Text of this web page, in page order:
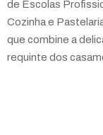
de Escolas
Cozinha e
que combine a
requinte dos